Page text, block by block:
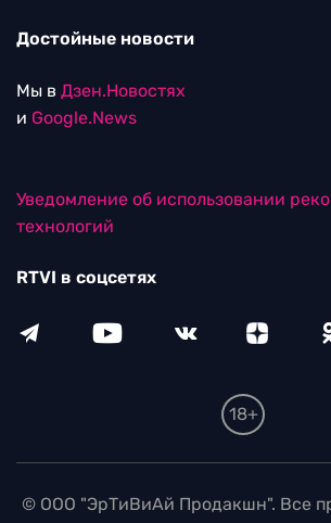
Достойные новости
Мы в Дзен.Новостях
и Google.News
Уведомление об использовании
технологий
RTVI в соцсетях
18+
© ООО "ЭрТиВиАй Продакшн". Все